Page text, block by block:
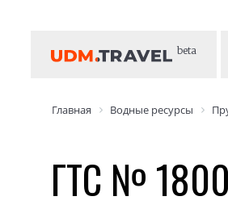
beta
Главная Водные ресурсы
ГТС №